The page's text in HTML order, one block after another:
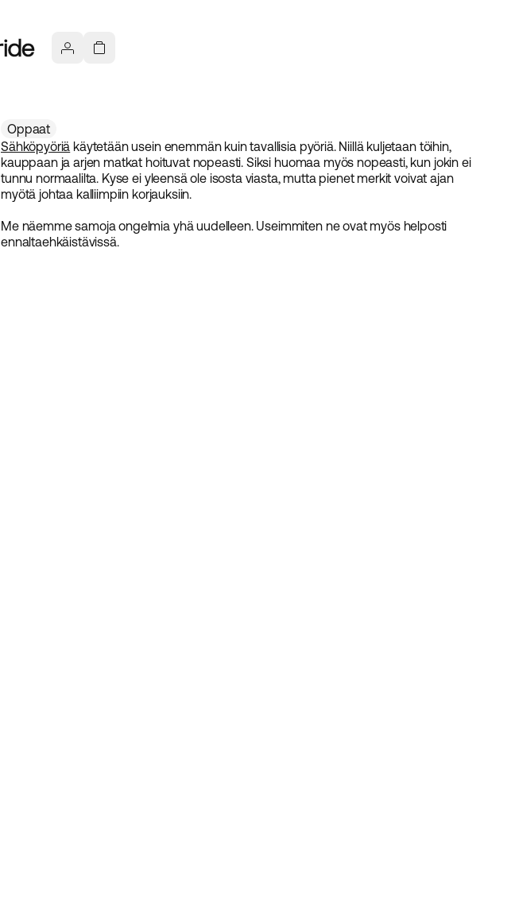
Oppaat
Sähköpyöriä käytetään usein enemmän kuin tavallisia pyöriä. Niillä kuljetaan töihin,
kauppaan ja arjen matkat hoituvat nopeasti. Siksi huomaa myös nopeasti, kun jokin ei
tunnu normaalilta. Kyse ei yleensä ole isosta viasta, mutta pienet merkit voivat ajan
myötä johtaa kalliimpiin korjauksiin.
Me näemme samoja ongelmia yhä uudelleen. Useimmiten ne ovat myös helposti
ennaltaehkäistävissä.